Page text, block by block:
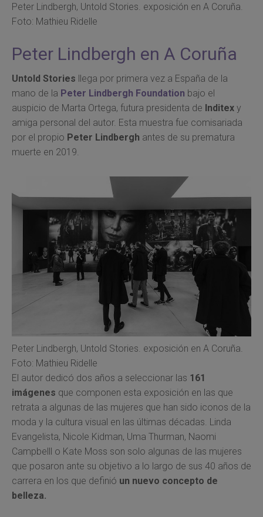
Peter Lindbergh, Untold Stories. exposición en A Coruña.
Foto: Mathieu Ridelle
Peter Lindbergh en A Coruña
Untold Stories llega por primera vez a España de la
mano de la Peter Lindbergh Foundation bajo el
auspicio de Marta Ortega, futura presidenta de Inditex y
amiga personal del autor. Esta muestra fue comisariada
por el propio Peter Lindbergh antes de su prematura
muerte en 2019.
Peter Lindbergh, Untold Stories. exposición en A Coruña.
Foto: Mathieu Ridelle
El autor dedicó dos años a seleccionar las 161
imágenes que componen esta exposición en las que
retrata a algunas de las mujeres que han sido iconos de la
moda y la cultura visual en las últimas décadas. Linda
Evangelista, Nicole Kidman, Uma Thurman, Naomi
Campbelll o Kate Moss son solo algunas de las mujeres
que posaron ante su objetivo a lo largo de sus 40 años de
carrera en los que definió un nuevo concepto de
belleza.